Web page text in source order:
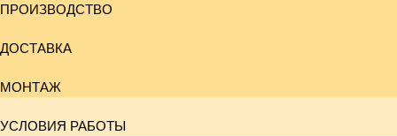
ПРОИЗВОДСТВО
ДОСТАВКА
МОНТАЖ
УСЛОВИЯ РАБОТЫ